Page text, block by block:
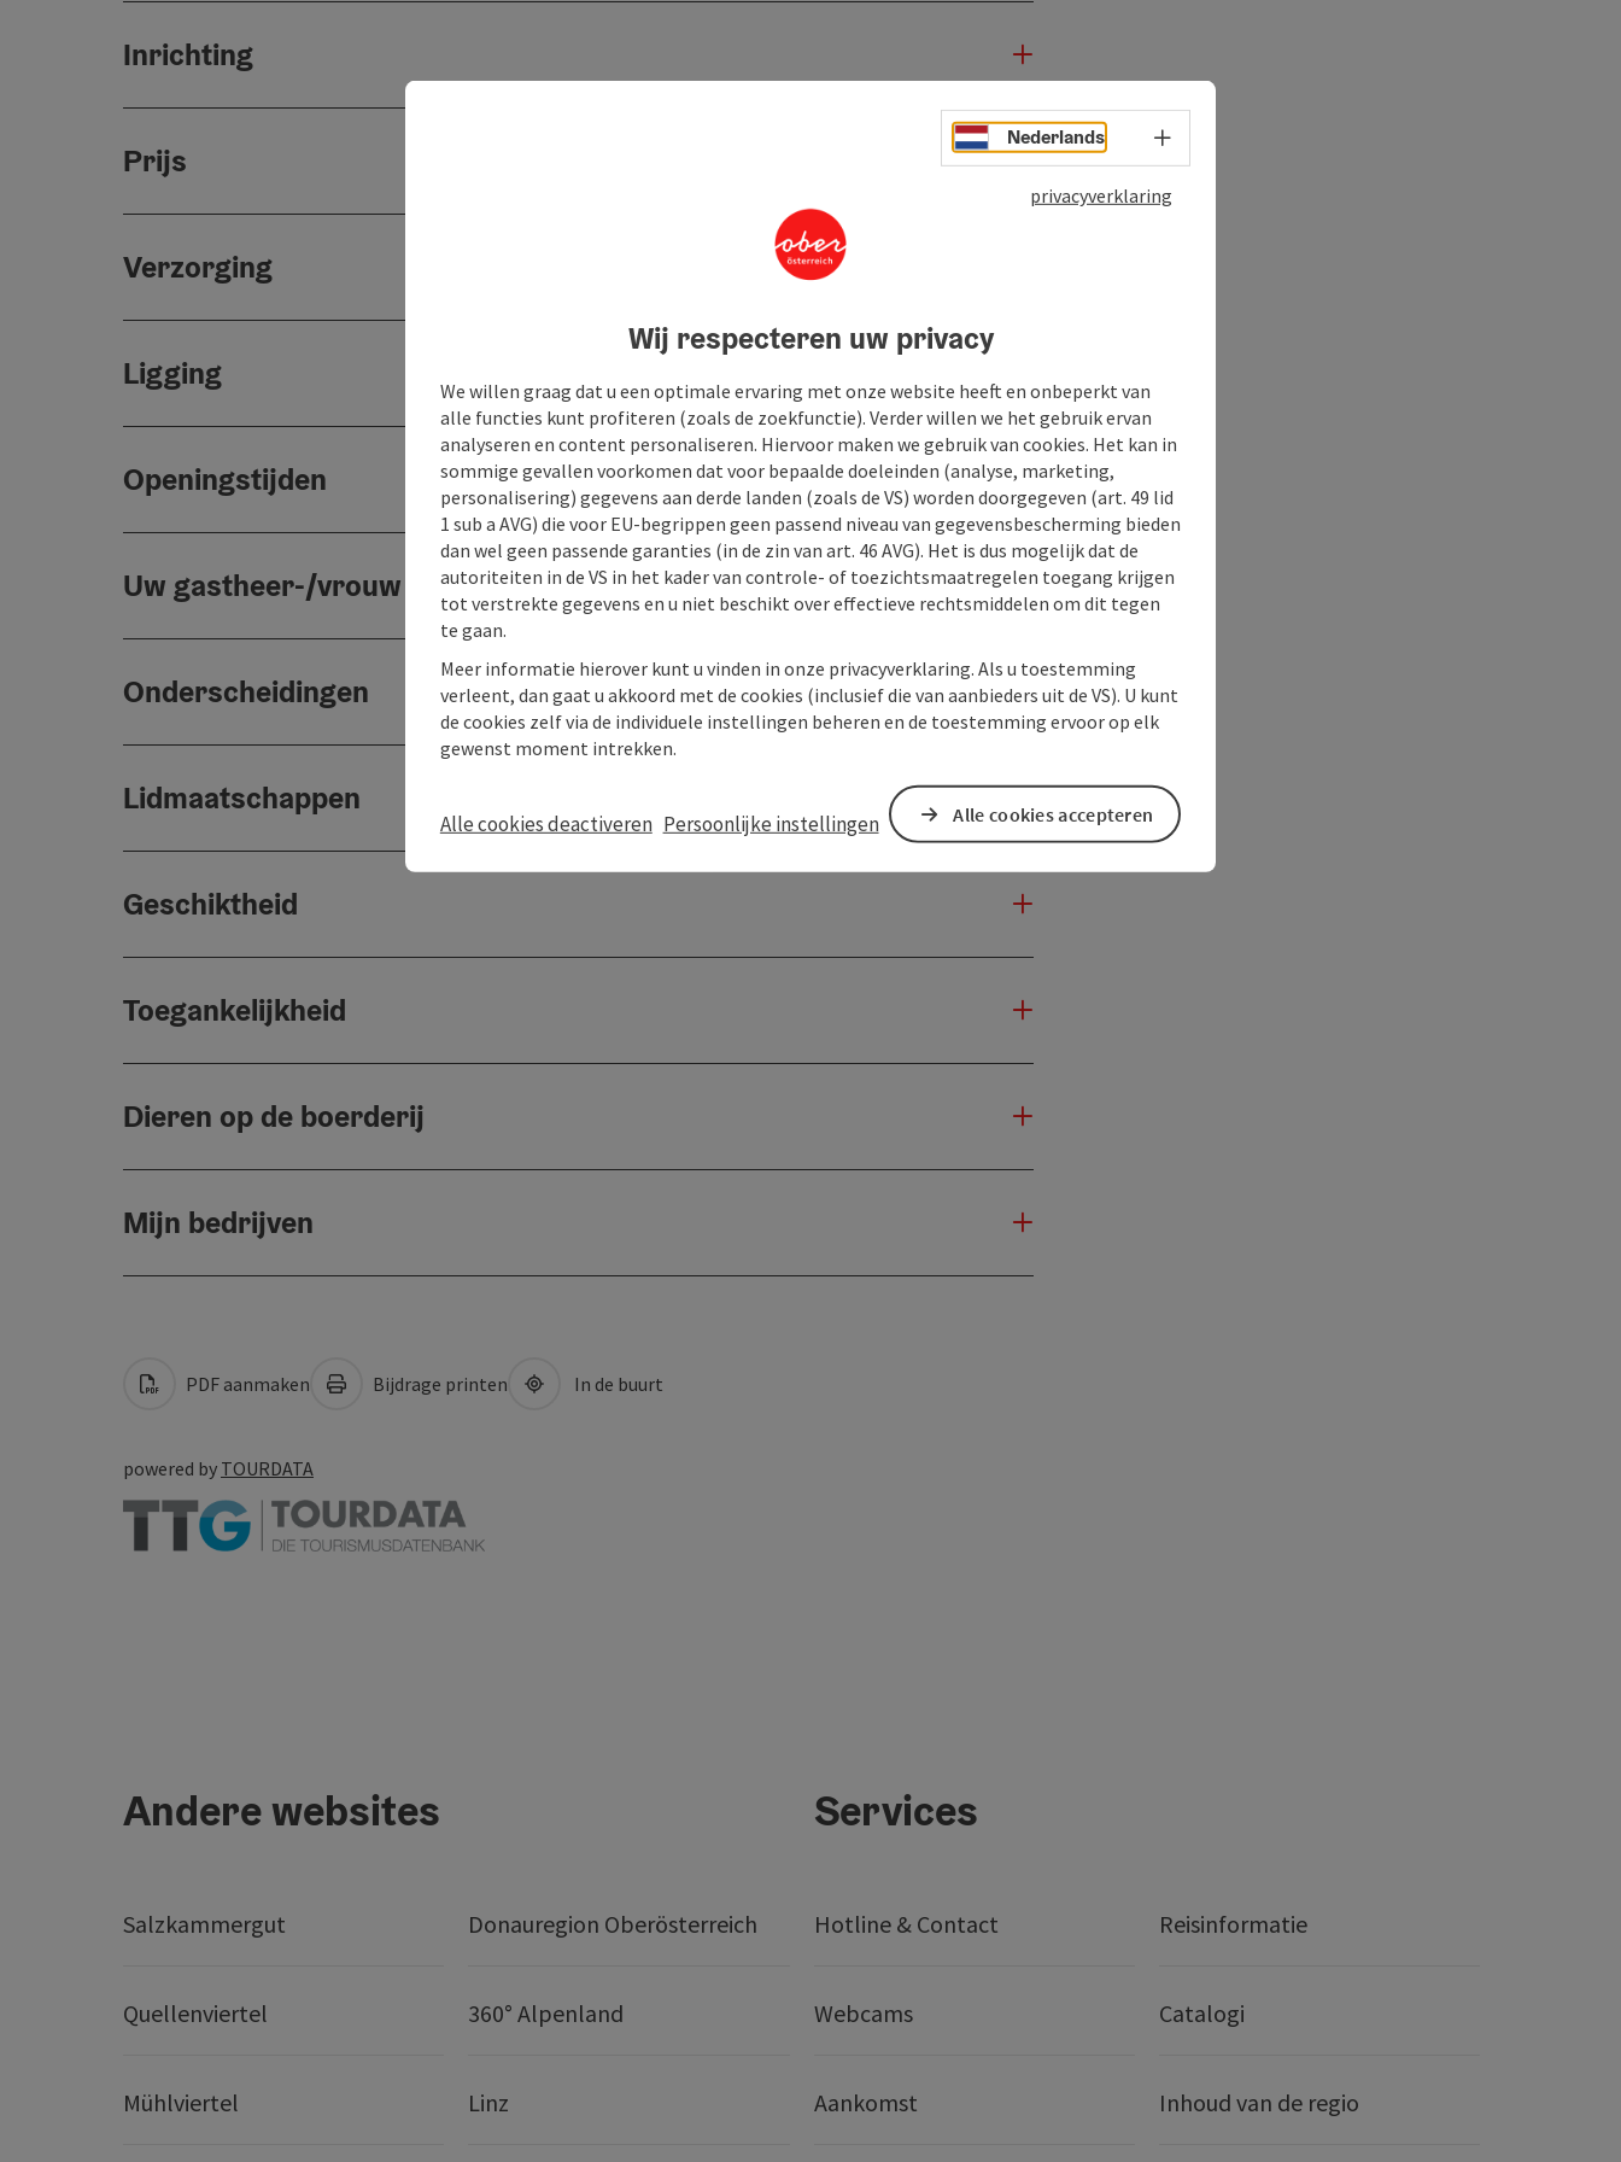
Inrichting
Prijs
Verzorging
Ligging
Openingstijden
Uw gastheer-/vrouw
Onderscheidingen
Lidmaatschappen
Geschiktheid
Toegankelijkheid
Dieren op de boerderij
Mijn bedrijven
PDF aanmaken Bijdrage printen In de buurt
powered by TOURDATA
Andere websites
Salzkammergut Donauregion Oberösterreich
Quellenviertel 360° Alpenland
Mühlviertel Linz
Services
Hotline & Contact Reisinformatie
Webcams Catalogi
Aankomst Inhoud van de regio
Nederlands Taalkeuze - menu openen
privacyverklaring
Wij respecteren uw privacy
We willen graag dat u een optimale ervaring met onze website heeft en onbeperkt van
alle functies kunt profiteren (zoals de zoekfunctie). Verder willen we het gebruik ervan
analyseren en content personaliseren. Hiervoor maken we gebruik van cookies. Het kan in
sommige gevallen voorkomen dat voor bepaalde doeleinden (analyse, marketing,
personalisering) gegevens aan derde landen (zoals de VS) worden doorgegeven (art. 49 lid
1 sub a AVG) die voor EU-begrippen geen passend niveau van gegevensbescherming bieden
dan wel geen passende garanties (in de zin van art. 46 AVG). Het is dus mogelijk dat de
autoriteiten in de VS in het kader van controle- of toezichtsmaatregelen toegang krijgen
tot verstrekte gegevens en u niet beschikt over effectieve rechtsmiddelen om dit tegen
te gaan.
Meer informatie hierover kunt u vinden in onze privacyverklaring. Als u toestemming
verleent, dan gaat u akkoord met de cookies (inclusief die van aanbieders uit de VS). U kunt
de cookies zelf via de individuele instellingen beheren en de toestemming ervoor op elk
gewenst moment intrekken.
Alle cookies deactiveren Persoonlijke instellingen Alle cookies accepteren